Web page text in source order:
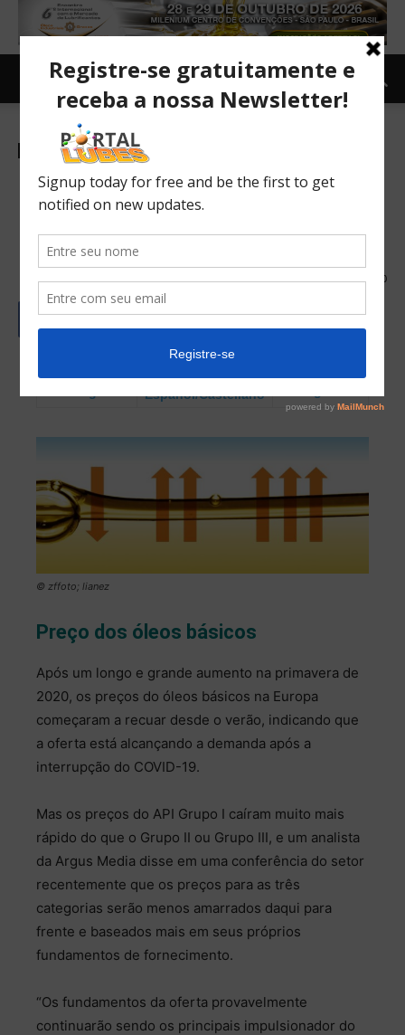
Mercado Internacional
Preços dos óleos básicos de
grupo I descolam dos grupos
II e III
30/11/2021 2920
Español/Castellano
© zffoto; lianez
Preço dos óleos básicos
Após um longo e grande aumento na primavera de
2020, os preços do óleos básicos na Europa
começaram a recuar desde o verão, indicando que
a oferta está alcançando a demanda após a
interrupção do COVID-19.
Mas os preços do API Grupo I caíram muito mais
rápido do que o Grupo II ou Grupo III, e um analista
da Argus Media disse em uma conferência do setor
recentemente que os preços para as três
categorias serão menos amarrados daqui para
frente e baseados mais em seus próprios
fundamentos de fornecimento.
“Os fundamentos da oferta provavelmente
continuarão sendo os principais impulsionador do